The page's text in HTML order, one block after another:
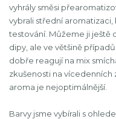
vyhrály směsi
vybrali střední
testování. Můžeme ji ještě
dipy, ale ve většině
dobře reagují na mix
zkušenosti na
aroma je nejoptimálnější.
Barvy jsme vybírali s